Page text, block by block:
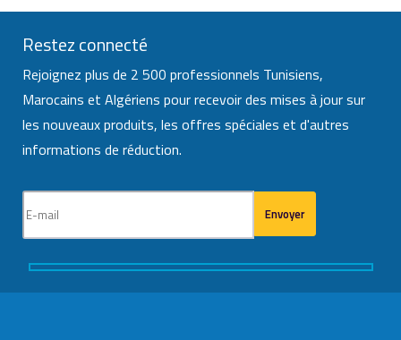
Restez connecté
Rejoignez plus de 2 500 professionnels Tunisiens,
Marocains et Algériens pour recevoir des mises à jour sur
les nouveaux produits, les offres spéciales et d'autres
informations de réduction.